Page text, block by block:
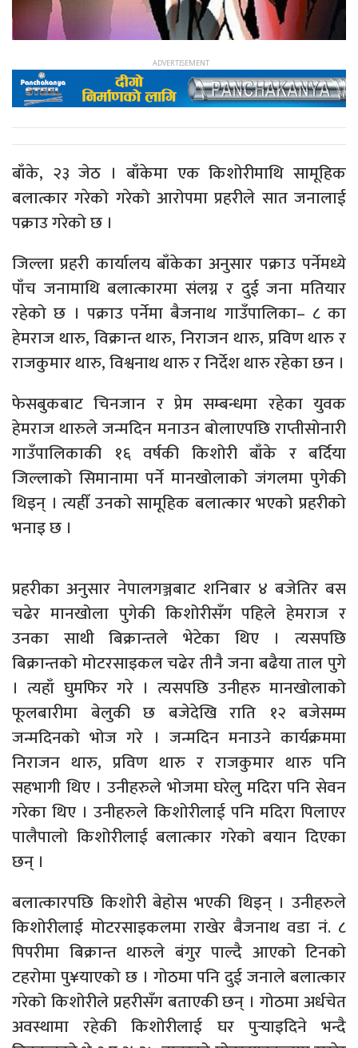
बाँके, २३ जेठ । बाँकेमा एक किशोरीमाथि सामूहिक
बलात्कार गरेको गरेको आरोपमा प्रहरीले सात जनालाई
पक्राउ गरेको छ ।
जिल्ला प्रहरी कार्यालय बाँकेका अनुसार पक्राउ पर्नेमध्ये
पाँच जनामाथि बलात्कारमा संलग्न र दुई जना मतियार
रहेको छ । पक्राउ पर्नेमा बैजनाथ गाउँपालिका– ८ का
हेमराज थारु, विक्रान्त थारु, निराजन थारु, प्रविण थारु र
राजकुमार थारु, विश्वनाथ थारु र निर्देश थारु रहेका छन ।
फेसबुकबाट चिनजान र प्रेम सम्बन्धमा रहेका युवक
हेमराज थारुले जन्मदिन मनाउन बोलाएपछि राप्तीसोनारी
गाउँपालिकाकी १६ वर्षकी किशोरी बाँके र बर्दिया
जिल्लाको सिमानामा पर्ने मानखोलाको जंगलमा पुगेकी
थिइन् । त्यहीँ उनको सामूहिक बलात्कार भएको प्रहरीको
भनाइ छ ।
प्रहरीका अनुसार नेपालगञ्जबाट शनिबार ४ बजेतिर बस
चढेर मानखोला पुगेकी किशोरीसँग पहिले हेमराज र
उनका साथी बिक्रान्तले भेटेका थिए । त्यसपछि
बिक्रान्तको मोटरसाइकल चढेर तीनै जना बढैया ताल पुगे
। त्यहाँ घुमफिर गरे । त्यसपछि उनीहरु मानखोलाको
फूलबारीमा बेलुकी छ बजेदेखि राति १२ बजेसम्म
जन्मदिनको भोज गरे । जन्मदिन मनाउने कार्यक्रममा
निराजन थारु, प्रविण थारु र राजकुमार थारु पनि
सहभागी थिए । उनीहरुले भोजमा घरेलु मदिरा पनि सेवन
गरेका थिए । उनीहरुले किशोरीलाई पनि मदिरा पिलाएर
पालैपालो किशोरीलाई बलात्कार गरेको बयान दिएका
छन् ।
बलात्कारपछि किशोरी बेहोस भएकी थिइन् । उनीहरुले
किशोरीलाई मोटरसाइकलमा राखेर बैजनाथ वडा नं. ८
पिपरीमा बिक्रान्त थारुले बंगुर पाल्दै आएको टिनको
टहरोमा पु¥याएको छ । गोठमा पनि दुई जनाले बलात्कार
गरेको किशोरीले प्रहरीसँग बताएकी छन् । गोठमा अर्धचेत
अवस्थामा रहेकी किशोरीलाई घर पुर्‍याइदिने भन्दै